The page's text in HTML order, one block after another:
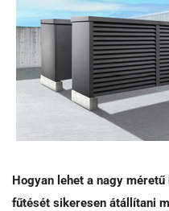
Hogyan lehet a nagy
fűtését sikeresen átállítani